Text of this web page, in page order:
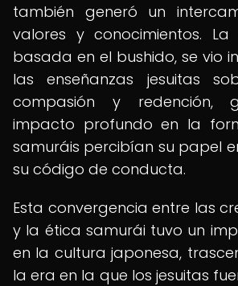
también generó un
valores y conocimientos.
basada en el bushido, se vio
las enseñanzas jesuitas
compasión y redención,
impacto profundo en la
samuráis percibían su papel
su código de conducta.
Esta convergencia entre las
y la ética samurái tuvo un
en la cultura japonesa,
la era en la que los jesuitas